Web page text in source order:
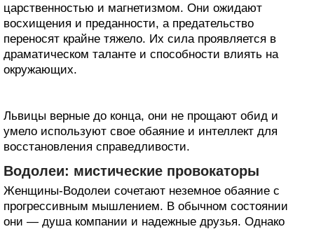
царственностью и магнетизмом. Они ожидают
восхищения и преданности, а предательство
переносят крайне тяжело. Их сила проявляется в
драматическом таланте и способности влиять на
окружающих.
Львицы верные до конца, они не прощают обид и
умело используют свое обаяние и интеллект для
восстановления справедливости.
Водолеи: мистические провокаторы
Женщины-Водолеи сочетают неземное обаяние с
прогрессивным мышлением. В обычном состоянии
они — душа компании и надежные друзья. Однако